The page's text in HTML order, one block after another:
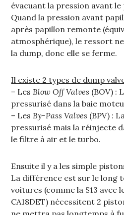
évacuant la pression avant le
Quand la pression avant
après papillon remonte
atmosphérique), le ressort
la dump, donc elle se ferme.
Il existe 2 types de dump
– LesBlow Off Valves (BOV) :
pressurisé dans la baie
– LesBy-Pass Valves (BPV) :
pressurisé mais la réinjecte
le filtre à air et le turbo.
Ensuite il y a les simple
La différence est sur le long
voitures (comme la S13 avec
CA18DET) nécessitent 2